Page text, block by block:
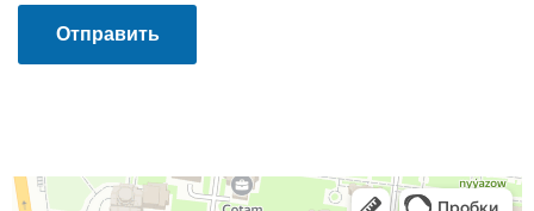
Отправить